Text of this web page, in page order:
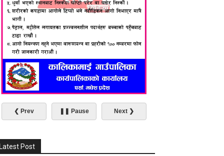
❮ Prev ❚❚ Pause Next ❯
Latest Post